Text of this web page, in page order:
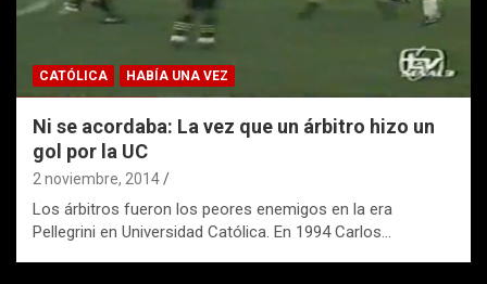
CATÓLICA HABÍA UNA VEZ
Ni se acordaba: La vez que un árbitro hizo un
gol por la UC
2 noviembre, 2014
Los árbitros fueron los peores enemigos en la era
Pellegrini en Universidad Católica. En 1994 Carlos…